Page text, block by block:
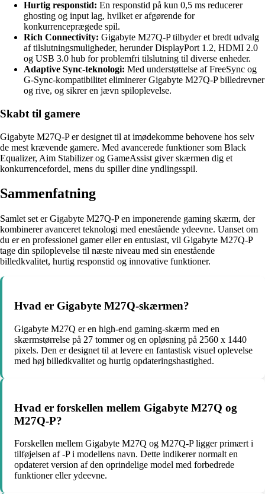
Hurtig responstid: En responstid på kun 0,5 ms reducerer
ghosting og input lag, hvilket er afgørende for
konkurrenceprægede spil.
Rich Connectivity: Gigabyte M27Q-P tilbyder et bredt udvalg
af tilslutningsmuligheder, herunder DisplayPort 1.2, HDMI 2.0
og USB 3.0 hub for problemfri tilslutning til diverse enheder.
Adaptive Sync-teknologi: Med understøttelse af FreeSync og
G-Sync-kompatibilitet eliminerer Gigabyte M27Q-P billedrevner
og rive, og sikrer en jævn spiloplevelse.
Skabt til gamere
Gigabyte M27Q-P er designet til at imødekomme behovene hos selv
de mest krævende gamere. Med avancerede funktioner som Black
Equalizer, Aim Stabilizer og GameAssist giver skærmen dig et
konkurrencefordel, mens du spiller dine yndlingsspil.
Sammenfatning
Samlet set er Gigabyte M27Q-P en imponerende gaming skærm, der
kombinerer avanceret teknologi med enestående ydeevne. Uanset om
du er en professionel gamer eller en entusiast, vil Gigabyte M27Q-P
tage din spiloplevelse til næste niveau med sin enestående
billedkvalitet, hurtig responstid og innovative funktioner.
Hvad er Gigabyte M27Q-skærmen?
Gigabyte M27Q er en high-end gaming-skærm med en
skærmstørrelse på 27 tommer og en opløsning på 2560 x 1440
pixels. Den er designet til at levere en fantastisk visuel oplevelse
med høj billedkvalitet og hurtig opdateringshastighed.
Hvad er forskellen mellem Gigabyte M27Q og
M27Q-P?
Forskellen mellem Gigabyte M27Q og M27Q-P ligger primært i
tilføjelsen af -P i modellens navn. Dette indikerer normalt en
opdateret version af den oprindelige model med forbedrede
funktioner eller ydeevne.